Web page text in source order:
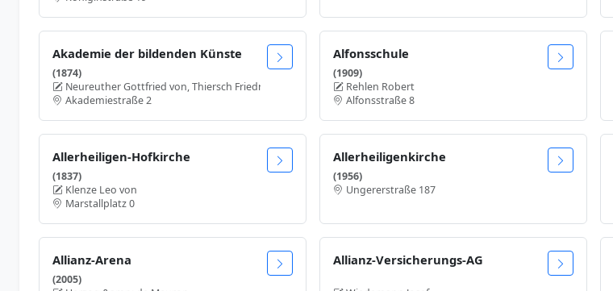
Akademie der bildenden Künste
(1874)
Neureuther Gottfried von, Thiersch Friedrich von
Akademiestraße 2
Alfonsschule
(1909)
Rehlen Robert
Alfonsstraße 8
Allerheiligen-Hofkirche
(1837)
Klenze Leo von
Marstallplatz 0
Allerheiligenkirche
(1956)
Ungererstraße 187
Allianz-Arena
(2005)
Allianz-Versicherungs-AG